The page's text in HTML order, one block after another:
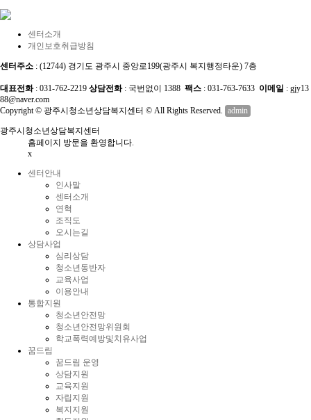
센터소개
개인보호취급방침
센터주소 : (12744) 경기도 광주시 중앙로199(광주시 복지행정타운) 7층
대표전화: 031-762-2219 상담전화: 국번없이 1388 팩스 : 031-763-7633 이메일 : gjy13
88@naver.com
Copyright © 광주시청소년상담복지센터 © All Rights Reserved. admin
광주시청소년상담복지센터
홈페이지 방문을 환영합니다.
x
센터안내
인사말
센터소개
연혁
조직도
오시는길
상담사업
심리상담
청소년동반자
교육사업
이용안내
통합지원
청소년안전망
청소년안전망위원회
학교폭력예방및치유사업
꿈드림
꿈드림 운영
상담지원
교육지원
자립지원
복지지원